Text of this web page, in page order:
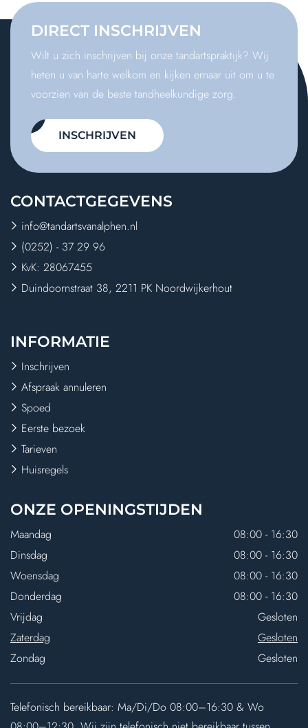
DIRECT INSCHRIJVEN
Wilt u zich inschrijven bij onze tandartspraktijk? Wij
heten u van harte welkom en kijken ernaar uit om u te
voorzien van de beste tandheelkundige zorg.
INSCHRIJVEN
CONTACTGEGEVENS
info@tandartsvanalphen.nl
(0252) - 37 29 96
KvK: 28067455
Duindoornstraat 38, 2211 PK Noordwijkerhout
INFORMATIE
Inschrijven
Afspraak annuleren
Spoed
Eerste bezoek
Tarieven
Huisregels
ONZE OPENINGSTIJDEN
Maandag
08:00 - 16:30
Dinsdag
08:00 - 16:30
Woensdag
08:00 - 16:30
Donderdag
08:00 - 16:30
Vrijdag
Gesloten
Zaterdag
Gesloten
Zondag
Gesloten
Telefonisch bereikbaar: Ma/Di/Do 08:00–16:30 & Wo